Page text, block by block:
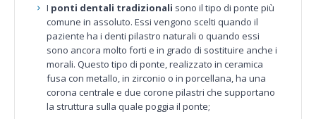
I ponti dentali tradizionali sono il tipo di ponte più
comune in assoluto. Essi vengono scelti quando il
paziente ha i denti pilastro naturali o quando essi
sono ancora molto forti e in grado di sostituire anche i
morali. Questo tipo di ponte, realizzato in ceramica
fusa con metallo, in zirconio o in porcellana, ha una
corona centrale e due corone pilastri che supportano
la struttura sulla quale poggia il ponte;